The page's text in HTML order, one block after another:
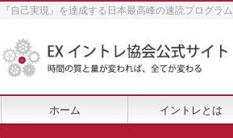
『自己実現』を達成する日本最高峰の速読プログラム
ホーム イントレとは